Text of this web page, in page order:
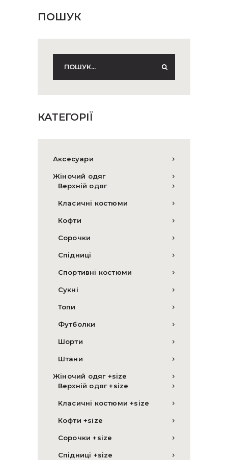
ПОШУК
КАТЕГОРІЇ
Аксесуари
Жіночий одяг
Верхній одяг
Класичні костюми
Кофти
Сорочки
Спідниці
Спортивні костюми
Сукні
Топи
Футболки
Шорти
Штани
Жіночий одяг +size
Верхній одяг +size
Класичні костюми +size
Кофти +size
Сорочки +size
Спідниці +size